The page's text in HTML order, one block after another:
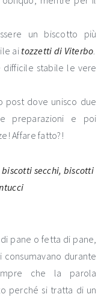
un biscotto più
ai tozzetti di Viterbo.
stabile le vere
post dove unisco due
preparazioni e poi
Affare fatto?!
pane o fetta di pane,
durante
che la parola
perché si tratta di un